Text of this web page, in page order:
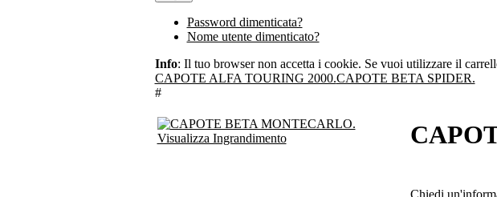
Password dimenticata?
Nome utente dimenticato?
Info: Il tuo browser non accetta i cookie. Se vuoi utilizzare il
CAPOTE ALFA TOURING 2000.CAPOTE BETA SPIDER.
#
Visualizza Ingrandimento